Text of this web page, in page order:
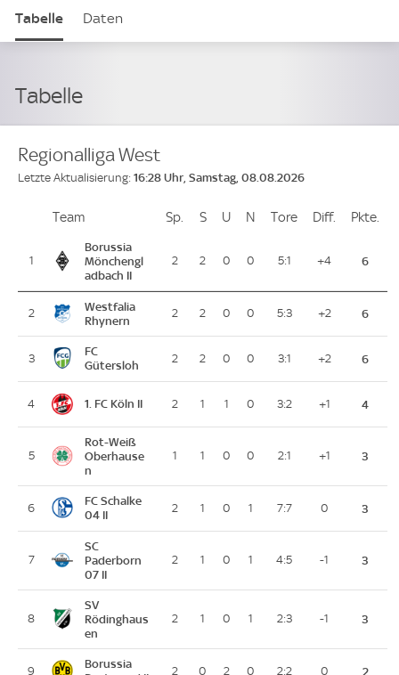
Tabelle Daten
Tabelle
Regionalliga West
Letzte Aktualisierung: 16:28 Uhr, Samstag, 08.08.2026
PlatzTeam Sp. Spiele
SSiege
U Unentschieden
N Niederlagen
Tore ToreDiff. Differenz
Pkte.
1
Borussia
Mönchengl
adbach II
2 2 0 0 5:1 +4 6
2
Westfalia
Rhynern
2 2 0 0 5:3 +2 6
3
FC
Gütersloh
2 2 0 0 3:1 +2 6
4 1. FC Köln II 2 1 1 0 3:2 +1 4
5
Rot-Weiß
Oberhause
n
1 1 0 0 2:1 +1 3
6
FC Schalke
04 II
2 1 0 1 7:7 0 3
7
SC
Paderborn
07 II
2 1 0 1 4:5 -1 3
8
SV
Rödinghaus
en
2 1 0 1 2:3 -1 3
9
Borussia
2 0 2 0 2:2 0 2